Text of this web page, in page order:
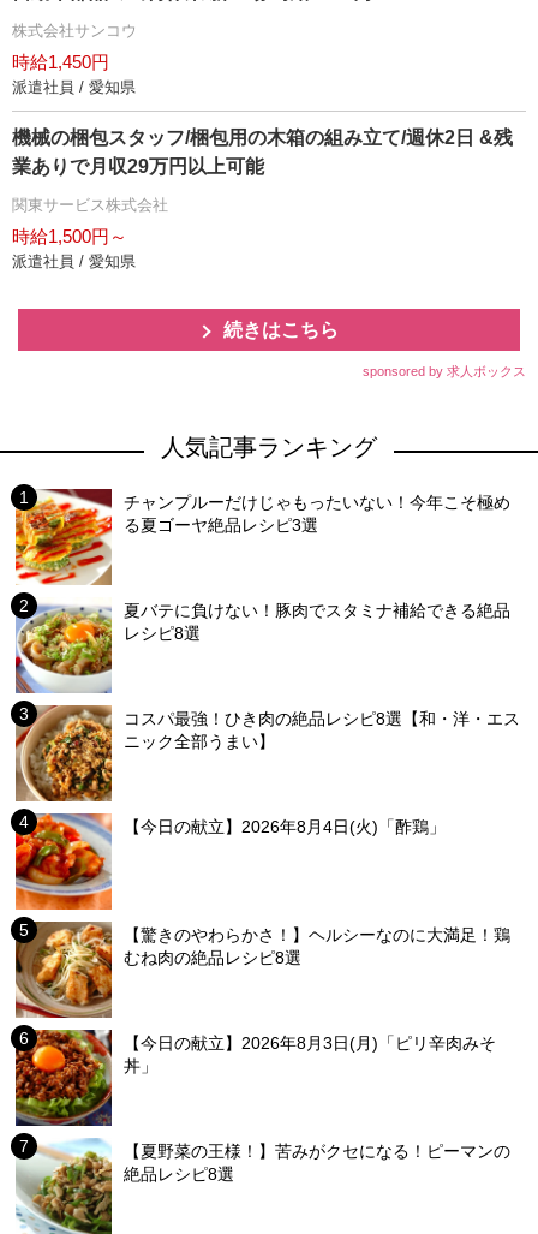
株式会社サンコウ
時給1,450円
派遣社員 / 愛知県
機械の梱包スタッフ/梱包用の木箱の組み立て/週休2日 &残
業ありで月収29万円以上可能
関東サービス株式会社
時給1,500円～
派遣社員 / 愛知県
続きはこちら
sponsored by 求人ボックス
人気記事ランキング
チャンプルーだけじゃもったいない！今年こそ極め
る夏ゴーヤ絶品レシピ3選
夏バテに負けない！豚肉でスタミナ補給できる絶品
レシピ8選
コスパ最強！ひき肉の絶品レシピ8選【和・洋・エス
ニック全部うまい】
【今日の献立】2026年8月4日(火)「酢鶏」
【驚きのやわらかさ！】ヘルシーなのに大満足！鶏
むね肉の絶品レシピ8選
【今日の献立】2026年8月3日(月)「ピリ辛肉みそ
丼」
【夏野菜の王様！】苦みがクセになる！ピーマンの
絶品レシピ8選